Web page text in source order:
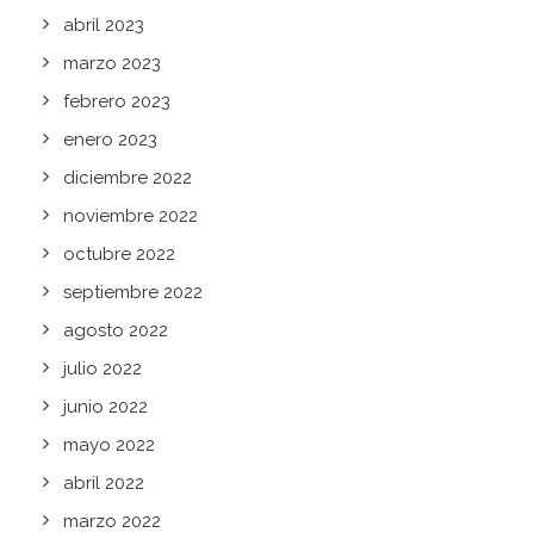
abril 2023
marzo 2023
febrero 2023
enero 2023
diciembre 2022
noviembre 2022
octubre 2022
septiembre 2022
agosto 2022
julio 2022
junio 2022
mayo 2022
abril 2022
marzo 2022